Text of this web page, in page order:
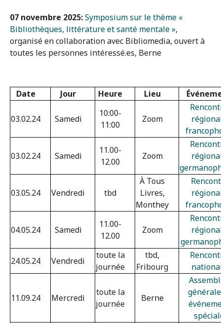
07 novembre 2025:Symposium sur le thème «
Bibliothèques, littérature et santé mentale »,
organisé en collaboration avec Bibliomedia, ouvert à
toutes les personnes intéressé.es, Berne
Date Jour Heure Lieu
03.02.24 Samedi
10:00-
11:00
Zoom
03.02.24 Samedi
11.00-
12.00
Zoom
03.05.24 Vendredi tbd
À Tous
Livres,
Monthey
04.05.24 Samedi
11.00-
12.00
Zoom
24.05.24
Vendredi
toute la
journée
tbd,
Fribourg
11.09.24 Mercredi
toute la
journée
Berne